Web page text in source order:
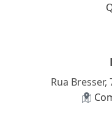
Rua Bresser,